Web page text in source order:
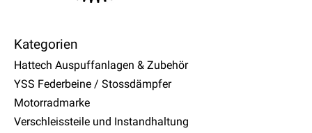
Kategorien
Hattech Auspuffanlagen & Zubehör
YSS Federbeine / Stossdämpfer
Motorradmarke
Verschleissteile und Instandhaltung